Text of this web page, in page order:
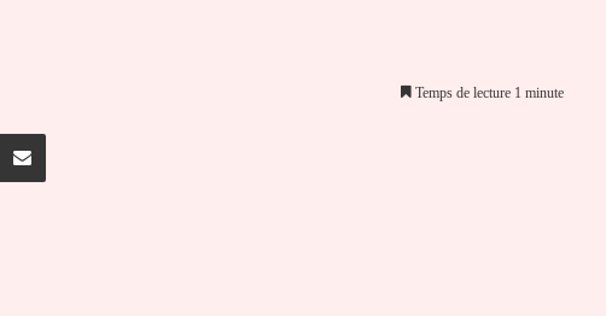
Temps de lecture 1 minute
Partager par email